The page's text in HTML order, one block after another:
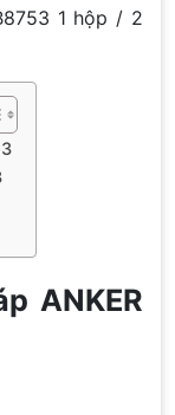
1 hộp / 2
ANKER